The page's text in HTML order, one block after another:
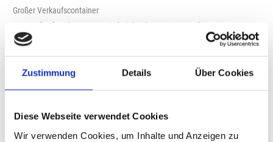
Zustimmung Details Über Cookies
Diese Webseite verwendet Cookies
Wir verwenden Cookies, um Inhalte und Anzeigen zu
Großer Verkaufscontainer
Das aufgefrischte Logo wird nicht die einzige Neuheit am 100
Quadratmeter großen Stand in Halle 1 sein, der in mehrere
unterschiedliche Bereiche aufgeteilt ist. Messebesucher finden
hier außerdem einen 20 Fuß großen Verkaufscontainer für einen
einer automatischen Schiebetür, einer SB-Kaffeemaschine sowie
mit einem Trockenregal mit Blisterrückwand, einer Kühlung für